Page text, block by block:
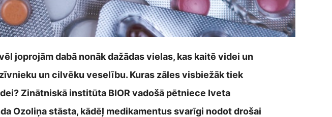
joprojām dabā nonāk dažādas vielas, kas kaitē videi un
un cilvēku veselību. Kuras zāles visbiežāk tiek
Zinātniskā institūta BIOR vadošā pētniece Iveta
Ozoliņa stāsta, kādēļ medikamentus svarīgi nodot drošai